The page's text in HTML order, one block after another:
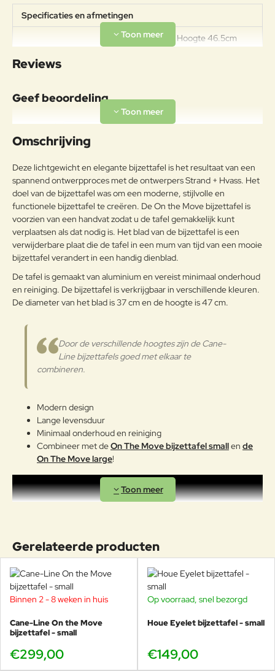
Specificaties en afmetingen
Specificaties
Breedte 37cm Hoogte 46.5cm
Diepte 37cmgemaakt van zeer
Reviews
Geef beoordeling
Uw naam:
g:
Note:HTML-code wordt niet vertaald!
Waardering:
Waarderin
g:
Slecht Goed
Verder
Omschrijving
Deze lichtgewicht en elegante bijzettafel is het resultaat van een
spannend ontwerpproces met de ontwerpers Strand + Hvass. Het
doel van de bijzettafel was om een ​​moderne, stijlvolle en
functionele bijzettafel te creëren. De On the Move bijzettafel is
voorzien van een handvat zodat u de tafel gemakkelijk kunt
verplaatsen als dat nodig is. Het blad van de bijzettafel is een
verwijderbare plaat die de tafel in een mum van tijd van een mooie
bijzettafel verandert in een handig dienblad.
De tafel is gemaakt van aluminium en vereist minimaal onderhoud
en reiniging. De bijzettafel is verkrijgbaar in verschillende kleuren.
De diameter van het blad is 37 cm en de hoogte is 47 cm.
Door de verschillende hoogtes zijn de Cane-
Line bijzettafels goed met elkaar te
combineren.
Modern design
Lange levensduur
Minimaal onderhoud en reiniging
Combineer met deOn The Move bijzettafel smallen de
On The Move large!
Gerelateerde producten
Binnen 2 - 8 weken in huis
Cane-Line On the Move
bijzettafel - small
€299,00
Op voorraad, snel bezorgd
Houe Eyelet bijzettafel - small
€149,00